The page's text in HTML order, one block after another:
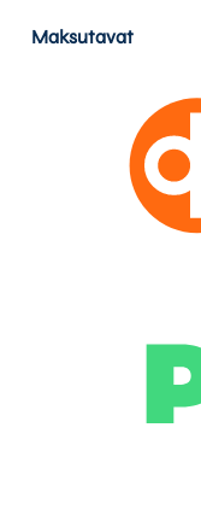
Maksutavat